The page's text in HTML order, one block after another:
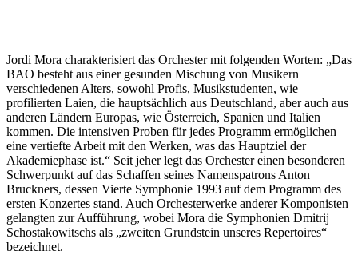
Jordi Mora charakterisiert das Orchester mit folgenden Worten: „Das
BAO besteht aus einer gesunden Mischung von Musikern
verschiedenen Alters, sowohl Profis, Musikstudenten, wie
profilierten Laien, die hauptsächlich aus Deutschland, aber auch aus
anderen Ländern Europas, wie Österreich, Spanien und Italien
kommen. Die intensiven Proben für jedes Programm ermöglichen
eine vertiefte Arbeit mit den Werken, was das Hauptziel der
Akademiephase ist.“ Seit jeher legt das Orchester einen besonderen
Schwerpunkt auf das Schaffen seines Namenspatrons Anton
Bruckners, dessen Vierte Symphonie 1993 auf dem Programm des
ersten Konzertes stand. Auch Orchesterwerke anderer Komponisten
gelangten zur Aufführung, wobei Mora die Symphonien Dmitrij
Schostakowitschs als „zweiten Grundstein unseres Repertoires“
bezeichnet.